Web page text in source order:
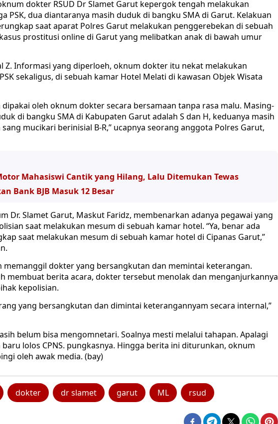
dokter RSUD Dr Slamet Garut kepergok tengah melakukan
PSK, dua diantaranya masih duduk di bangku SMA di Garut. Kelakuan
saat aparat Polres Garut melakukan penggerebekan di sebuah
prostitusi online di Garut yang melibatkan anak di bawah umur
Z. Informasi yang diperloeh, oknum dokter itu nekat melakukan
sekaligus, di sebuah kamar Hotel Melati di kawasan Objek Wisata
dipakai oleh oknum dokter secara bersamaan tanpa rasa malu. Masing-
di bangku SMA di Kabupaten Garut adalah S dan H, keduanya masih
mucikari berinisial B-R,” ucapnya seorang anggota Polres Garut,
Mahasiswi Cantik yang Hilang, Lalu Ditemukan Tewas
Bank BJB Masuk 12 Besar
Dr. Slamet Garut, Maskut Faridz, membenarkan adanya pegawai yang
saat melakukan mesum di sebuah kamar hotel. “Ya, benar ada
saat melakukan mesum di sebuah kamar hotel di Cipanas Garut,”
memanggil dokter yang bersangkutan dan memintai keterangan.
membuat berita acara, dokter tersebut menolak dan menganjurkannya
kepolisian.
yang bersangkutan dan dimintai keterangannyam secara internal,”
belum bisa mengomnetari. Soalnya mesti melalui tahapan. Apalagi
lolos CPNS. pungkasnya. Hingga berita ini diturunkan, oknum
oleh awak media. (bay)
dokter dr slamet garut ML rsud